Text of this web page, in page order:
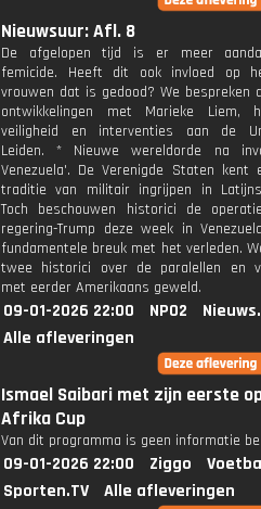
Nieuwsuur: Afl. 8
De afgelopen tijd is er meer
femicide. Heeft dit ook invloed op
vrouwen dat is gedood? We bespreken
ontwikkelingen met Marieke Liem,
veiligheid en interventies aan de
Leiden. * Nieuwe wereldorde na
Venezuela'. De Verenigde Staten kent
traditie van militair ingrijpen in
Toch beschouwen historici de
regering-Trump deze week in
fundamentele breuk met het verleden.
twee historici over de paralellen en
met eerder Amerikaans geweld.
09-01-2026 22:00 NPO2
Alle afleveringen
Ismael Saibari met zijn eerste
Afrika Cup
Van dit programma is geen informatie
09-01-2026 22:00 Ziggo
Sporten.TV
Alle afleveringen